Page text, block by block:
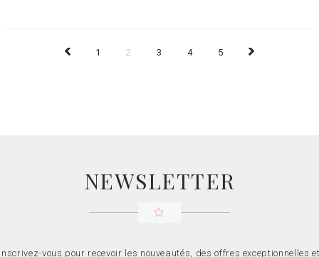
1 2 3 4 5
NEWSLETTER
vous pour recevoir les nouveautés, des offres exceptionnelles